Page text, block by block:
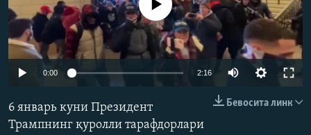
Айни дамда медиа-манба мавжуд эмас
0:00 2:16
Бевосита линк
6 январь куни Президент
Трампнинг қуролли тарафдорлари